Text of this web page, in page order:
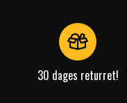
30 dages returret!